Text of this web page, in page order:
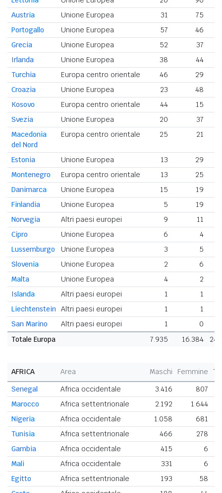
Austria
Unione Europea 31 75
Portogallo
Unione Europea 57 46
Grecia
Unione Europea 52
37
Irlanda
Unione Europea 38
44
Turchia
Europa centro orientale 46
29
Croazia
Unione Europea 23
48
Kosovo
Europa centro orientale 44
15
Svezia
Unione Europea 20
37
Macedonia
del Nord
Europa centro orientale 25 21
Estonia Unione Europea 13
29
Montenegro
Europa centro orientale 13
25
Danimarca
Unione Europea 15
19
Finlandia
Unione Europea 5
19
Norvegia
Altri paesi europei 9
11
Cipro
Unione Europea 6
4
Lussemburgo
Unione Europea 3
5
Slovenia
Unione Europea 2
6
Malta
Unione Europea 4
2
Islanda
Altri paesi europei 1
1
Liechtenstein Altri paesi europei 1
1
San Marino
Altri paesi europei 1
0
Totale Europa
7.935 16.384
AFRICA Area Maschi Femmine
Senegal
Africa occidentale 3.416 807
Marocco
Africa settentrionale 2.192 1.644
Nigeria
Africa occidentale 1.058 681
Tunisia
Africa settentrionale 466
278
Gambia
Africa occidentale 415
6
Mali
Africa occidentale 331
6
Egitto
Africa settentrionale 193
58